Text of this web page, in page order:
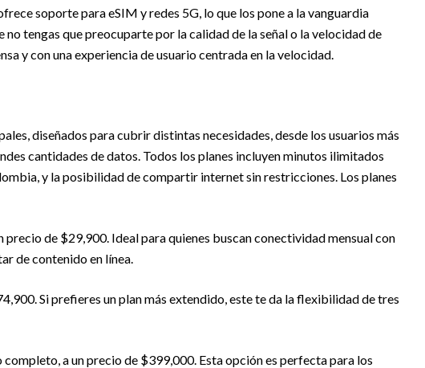
soporte para eSIM y redes 5G, lo que los pone a la vanguardia
tengas que preocuparte por la calidad de la señal o la velocidad de
y con una experiencia de usuario centrada en la velocidad.
diseñados para cubrir distintas necesidades, desde los usuarios más
cantidades de datos. Todos los planes incluyen minutos ilimitados
y la posibilidad de compartir internet sin restricciones. Los planes
precio de $29,900. Ideal para quienes buscan conectividad mensual con
de contenido en línea.
Si prefieres un plan más extendido, este te da la flexibilidad de tres
a un precio de $399,000. Esta opción es perfecta para los